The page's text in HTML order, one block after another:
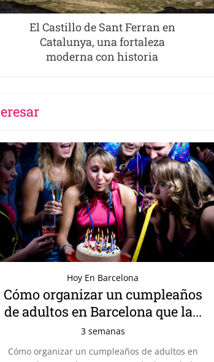
El Castillo de Sant Ferran en
Catalunya, una fortaleza
moderna con historia
Hoy En Barcelona
Cómo organizar un cumpleaños
de adultos en Barcelona que la...
3 semanas
Cómo organizar un cumpleaños de adultos en